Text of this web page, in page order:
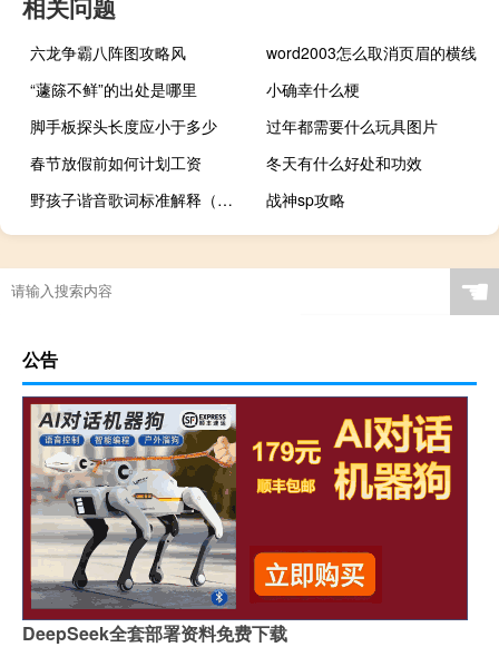
六龙争霸八阵图攻略风
word2003怎么取消页眉的横线
“蘧篨不鲜”的出处是哪里
小确幸什么梗
脚手板探头长度应小于多少
过年都需要什么玩具图片
春节放假前如何计划工资
冬天有什么好处和功效
野孩子谐音歌词标准解释（野孩子谐音歌词标准）
战神sp攻略
☚
公告
DeepSeek全套部署资料免费下载